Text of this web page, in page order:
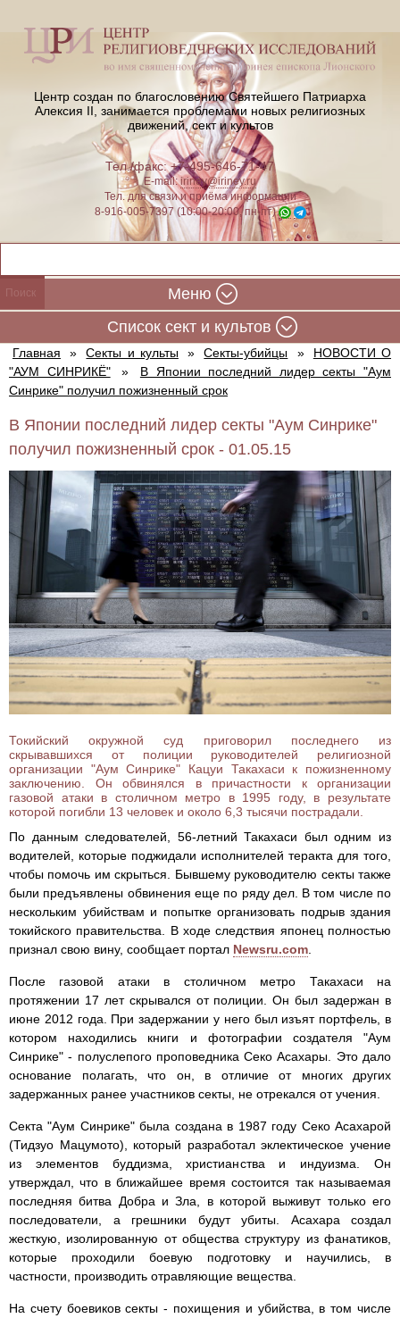
Центр создан по благословению Святейшего Патриарха
Алексия II, занимается проблемами новых религиозных
движений, сект и культов
Тел./факс: +7-495-646-71-47
E-mail:iriney@iriney.ru
Тел. для связи и приёма информации
8-916-005-7397 (10:00-20:00, пн-пт)
Меню
Cписок сект и культов
Главная » Секты и культы » Секты-убийцы »
НОВОСТИ О
"АУМ СИНРИКЁ"
»
В Японии последний лидер секты "Аум
Синрике" получил пожизненный срок
В Японии последний лидер секты "Аум Синрике"
получил пожизненный срок - 01.05.15
Токийский окружной суд приговорил последнего из
скрывавшихся от полиции руководителей религиозной
организации "Аум Синрике" Кацуи Такахаси к пожизненному
заключению. Он обвинялся в причастности к организации
газовой атаки в столичном метро в 1995 году, в результате
которой погибли 13 человек и около 6,3 тысячи пострадали.
По данным следователей, 56-летний Такахаси был одним из
водителей, которые поджидали исполнителей теракта для того,
чтобы помочь им скрыться. Бывшему руководителю секты также
были предъявлены обвинения еще по ряду дел. В том числе по
нескольким убийствам и попытке организовать подрыв здания
токийского правительства. В ходе следствия японец полностью
признал свою вину, сообщает портал Newsru.com
После газовой атаки в столичном метро Такахаси на
протяжении 17 лет скрывался от полиции. Он был задержан в
июне 2012 года. При задержании у него был изъят портфель, в
котором находились книги и фотографии создателя "Аум
Синрике" - полуслепого проповедника Секо Асахары. Это дало
основание полагать, что он, в отличие от многих других
задержанных ранее участников секты, не отрекался от учения.
Секта "Аум Синрике" была создана в 1987 году Секо Асахарой
(Тидзуо Мацумото), который разработал эклектическое учение
из элементов буддизма, христианства и индуизма. Он
утверждал, что в ближайшее время состоится так называемая
последняя битва Добра и Зла, в которой выживут только его
последователи, а грешники будут убиты. Асахара создал
жесткую, изолированную от общества структуру из фанатиков,
которые проходили боевую подготовку и научились, в
частности, производить отравляющие вещества.
На счету боевиков секты - похищения и убийства, в том числе